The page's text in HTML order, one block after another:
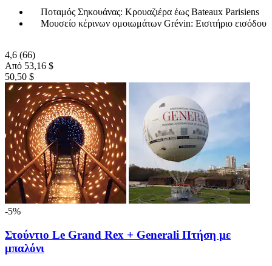
Ποταμός Σηκουάνας: Κρουαζιέρα έως Bateaux Parisiens
Μουσείο κέρινων ομοιωμάτων Grévin: Εισιτήριο εισόδου
4,6 (66)
Από 53,16 $
50,50 $
-5%
Στούντιο Le Grand Rex + Generali Πτήση με
μπαλόνι